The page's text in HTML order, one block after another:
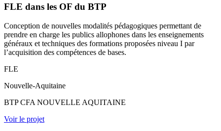
FLE dans les OF du BTP
Conception de nouvelles modalités pédagogiques permettant de
prendre en charge les publics allophones dans les enseignements
généraux et techniques des formations proposées niveau I par
l’acquisition des compétences de bases.
FLE
Nouvelle-Aquitaine
BTP CFA NOUVELLE AQUITAINE
Voir le projet